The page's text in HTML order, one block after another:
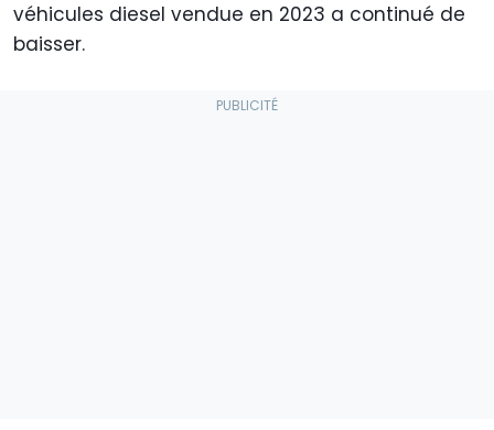
véhicules diesel vendue en 2023 a continué de
baisser.